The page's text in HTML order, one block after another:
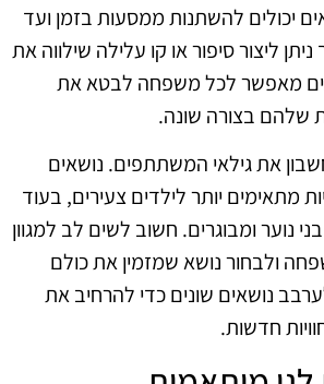
יכולים להשתנות ממסעות בזמן ועד
ניתן ליצור סיפור או קו עלילה שילווה את
מאפשר לכל משפחה לבטא את
שלהם בצורה שונה.
את גילאי המשתתפים. נושאים
מתאימים יותר לילדים צעירים, בעוד
נוער ומבוגרים. חשוב לשים לב למגוון
ולבחור נושא שמזמין את כולם
נושאים שונים כדי להרחיב את
חדשות.